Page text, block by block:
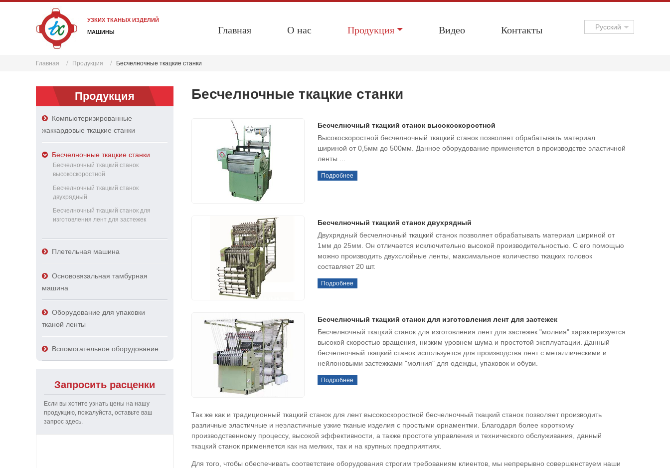
УЗКИХ ТКАНЫХ ИЗДЕЛИЙ
МАШИНЫ
Русский
Главная О нас Продукция Видео Контакты
Главная Продукция Бесчелночные ткацкие станки
Бесчелночные ткацкие станки
Бесчелночный ткацкий станок высокоскоростной
Высокоскоростной бесчелночный ткацкий станок позволяет обрабатывать материал
шириной от 0,5мм до 500мм. Данное оборудование применяется в производстве эластичной
ленты ...
Подробнее
Бесчелночный ткацкий станок двухрядный
Двухрядный бесчелночный ткацкий станок позволяет обрабатывать материал шириной от
1мм до 25мм. Он отличается исключительно высокой производительностью. С его помощью
можно производить двухслойные ленты, максимальное количество ткацких головок
составляет 20 шт.
Подробнее
Бесчелночный ткацкий станок для изготовления лент для застежек
Бесчелночный ткацкий станок для изготовления лент для застежек "молния" характеризуется
высокой скоростью вращения, низким уровнем шума и простотой эксплуатации. Данный
бесчелночный ткацкий станок используется для производства лент с металлическими и
нейлоновыми застежками "молния" для одежды, упаковок и обуви.
Подробнее
Так же как и традиционный ткацкий станок для лент высокоскоростной бесчелночный ткацкий станок позволяет производить
различные эластичные и неэластичные узкие тканые изделия с простыми орнаментми. Благодаря более короткому
производственному процессу, высокой эффективности, а также простоте управления и технического обслуживания, данный
ткацкий станок применяется как на мелких, так и на крупных предприятиях.
Для того, чтобы обеспечивать соответствие оборудования строгим требованиям клиентов, мы непрерывно совершенствуем наши
Продукция
Компьютеризированные
жаккардовые ткацкие станки
Бесчелночные ткацкие станки
Бесчелночный ткацкий станок
высокоскоростной
Бесчелночный ткацкий станок
двухрядный
Бесчелночный ткацкий станок для
изготовления лент для застежек
Плетельная машина
Основовязальная тамбурная
машина
Оборудование для упаковки
тканой ленты
Вспомогательное оборудование
Запросить расценки
Если вы хотите узнать цены на нашу
продукцию, пожалуйста, оставьте ваш
запрос здесь.